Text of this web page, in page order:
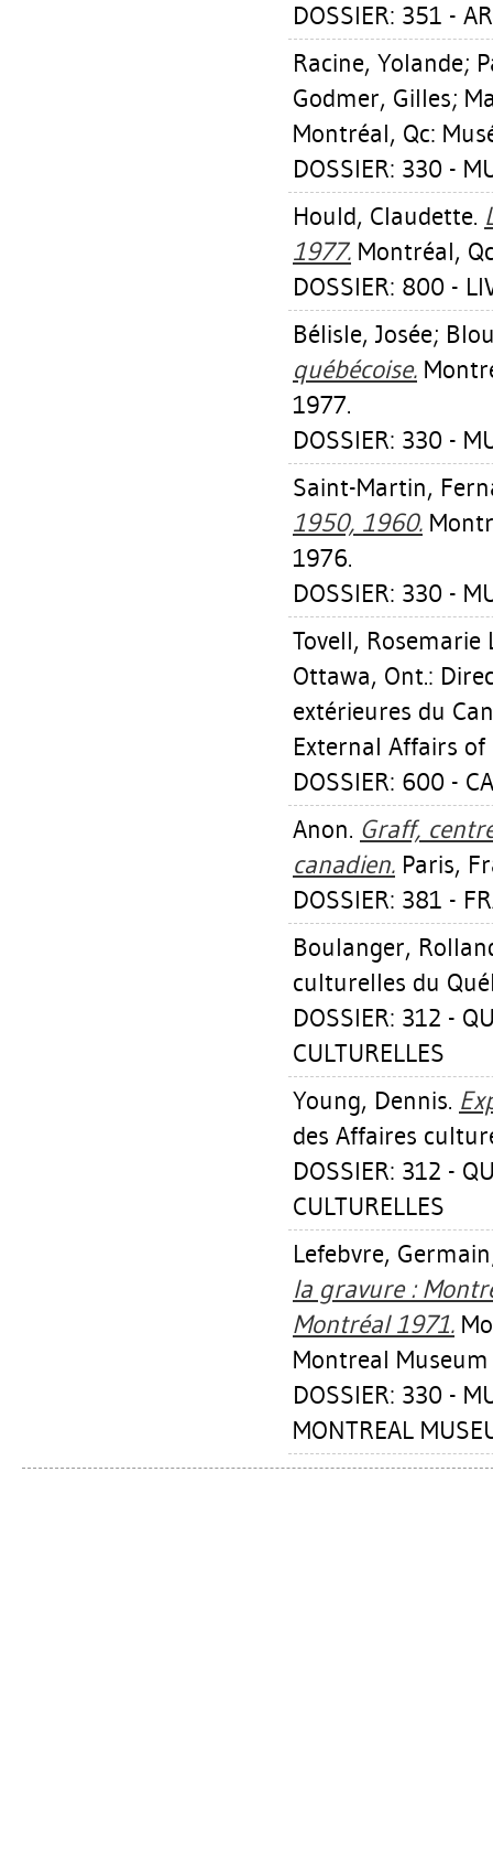
DOSSIER: 351 -
Racine, Yolande;
Godmer, Gilles;
Montréal, Qc:
DOSSIER: 330 -
Hould, Claudette.
1977. Montréal,
DOSSIER: 800 -
Bélisle, Josée;
québécoise.
1977.
DOSSIER: 330 -
Saint-Martin,
1950, 1960.
1976.
DOSSIER: 330 -
Tovell, Rosemarie
Ottawa, Ont.:
extérieures du
External Affairs of
DOSSIER: 600 -
Anon. Graff,
canadien. Paris,
DOSSIER: 381 -
Boulanger,
culturelles du
DOSSIER: 312 -
CULTURELLES
Young, Dennis.
des Affaires
DOSSIER: 312 -
CULTURELLES
Lefebvre, Germain
la gravure :
Montréal 1971.
Montreal
DOSSIER: 330 -
MONTREAL